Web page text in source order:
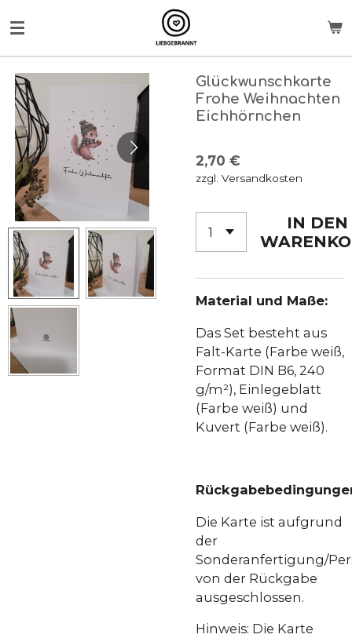
Hauptinhalt
springen
Glückwunschkarte
Frohe Weihnachten
Eichhörnchen
2,70 €
zzgl. Versandkosten
IN DEN
Material und Maße:
Das Set besteht aus
Falt-Karte (Farbe weiß,
Format DIN B6, 240
g/m²), Einlegeblatt
(Farbe weiß) und
Kuvert (Farbe weiß).
Die Karte ist aufgrund
der
Sonderanfertigung/
von der Rückgabe
ausgeschlossen.
Hinweis: Die Karte